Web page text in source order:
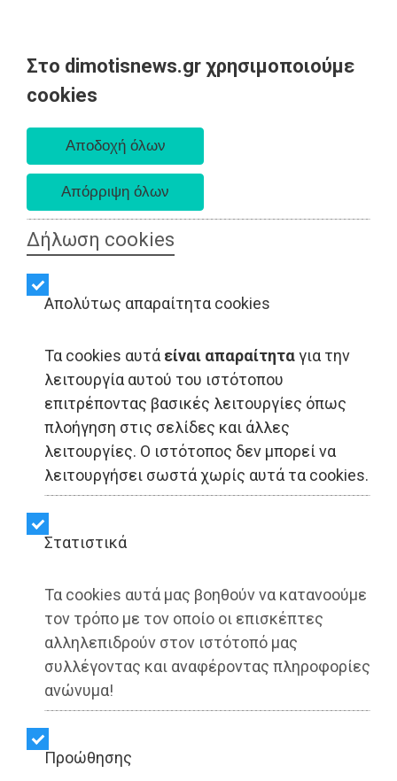
Στο dimotisnews.gr χρησιμοποιούμε
cookies
Δήλωση cookies
Απολύτως απαραίτητα cookies
Τα cookies αυτά είναι απαραίτηταγια την
λειτουργία αυτού του ιστότοπου
επιτρέποντας βασικές λειτουργίες όπως
πλοήγηση στις σελίδες και άλλες
λειτουργίες. Ο ιστότοπος δεν μπορεί να
λειτουργήσει σωστά χωρίς αυτά τα cookies.
Στατιστικά
Τα cookies αυτά μας βοηθούν να κατανοούμε
τον τρόπο με τον οποίο οι επισκέπτες
αλληλεπιδρούν στον ιστότοπό μας
συλλέγοντας και αναφέροντας πληροφορίες
ανώνυμα!
Προώθησης
Αττική - LIFESTYLE
Dimotisnews - 22/02/2026
Εξαρθρώθηκε κύκλωμα διακίνησης
ναρκωτικών σε Ραφήνα και Ηλιούπολη